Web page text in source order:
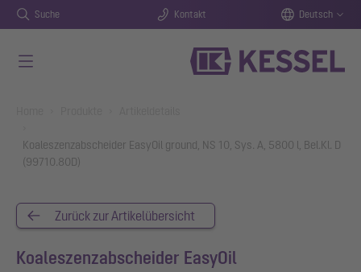
Suche Kontakt Deutsch
Koaleszenzabscheider EasyOil ground, NS 10, Sys. A, 5800 l, Bel.Kl. D
(99710.80D)
Zurück zur Artikelübersicht
Koaleszenzabscheider EasyOil